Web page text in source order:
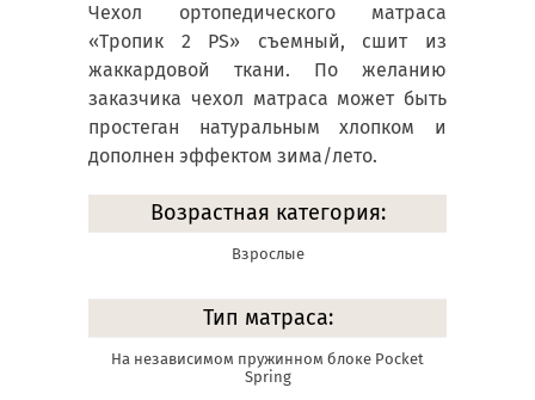
Чехол ортопедического матраса
«Тропик 2 PS» съемный, сшит из
жаккардовой ткани. По желанию
заказчика чехол матраса может быть
простеган натуральным хлопком и
дополнен эффектом зима/лето.
Возрастная категория:
Взрослые
Тип матраса:
На независимом пружинном блоке Pocket
Spring